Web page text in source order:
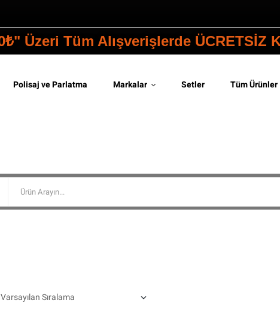
Üzeri Tüm Alışverişlerde ÜCRETSİZ
Polisaj ve Parlatma Markalar Setler Tüm Ürünler